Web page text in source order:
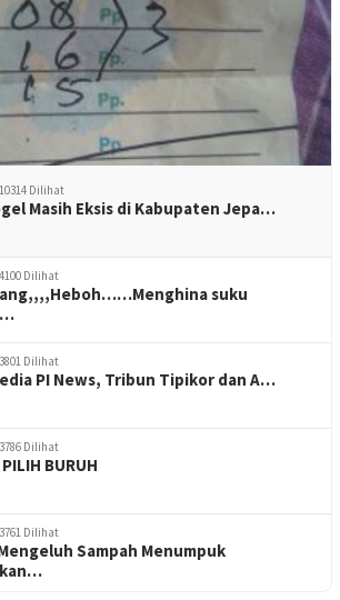
10314 Dilihat
Masih Eksis di Kabupaten Jepa…
4100 Dilihat
suku
3801 Dilihat
PI News, Tribun Tipikor dan A…
3786 Dilihat
BURUH
3761 Dilihat
Sampah Menumpuk